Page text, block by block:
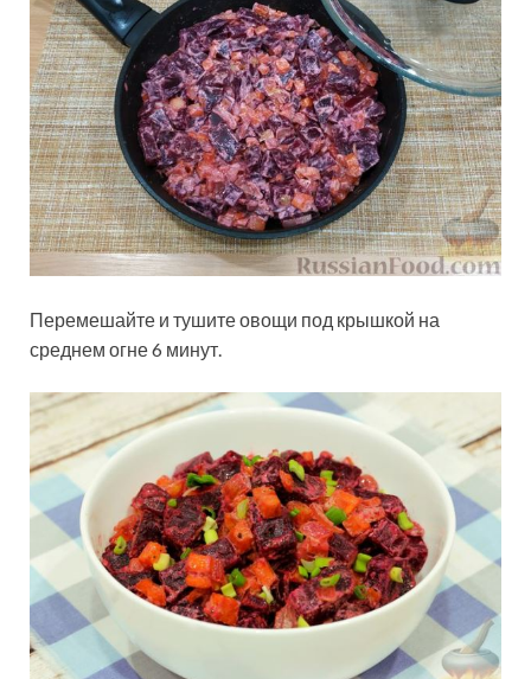
Перемешайте и тушите овощи под крышкой на
среднем огне 6 минут.